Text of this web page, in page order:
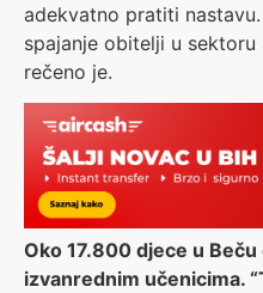
adekvatno pratiti
spajanje obitelji u sektoru
rečeno je.
Oko 17.800 djece u
izvanrednim učenicima.